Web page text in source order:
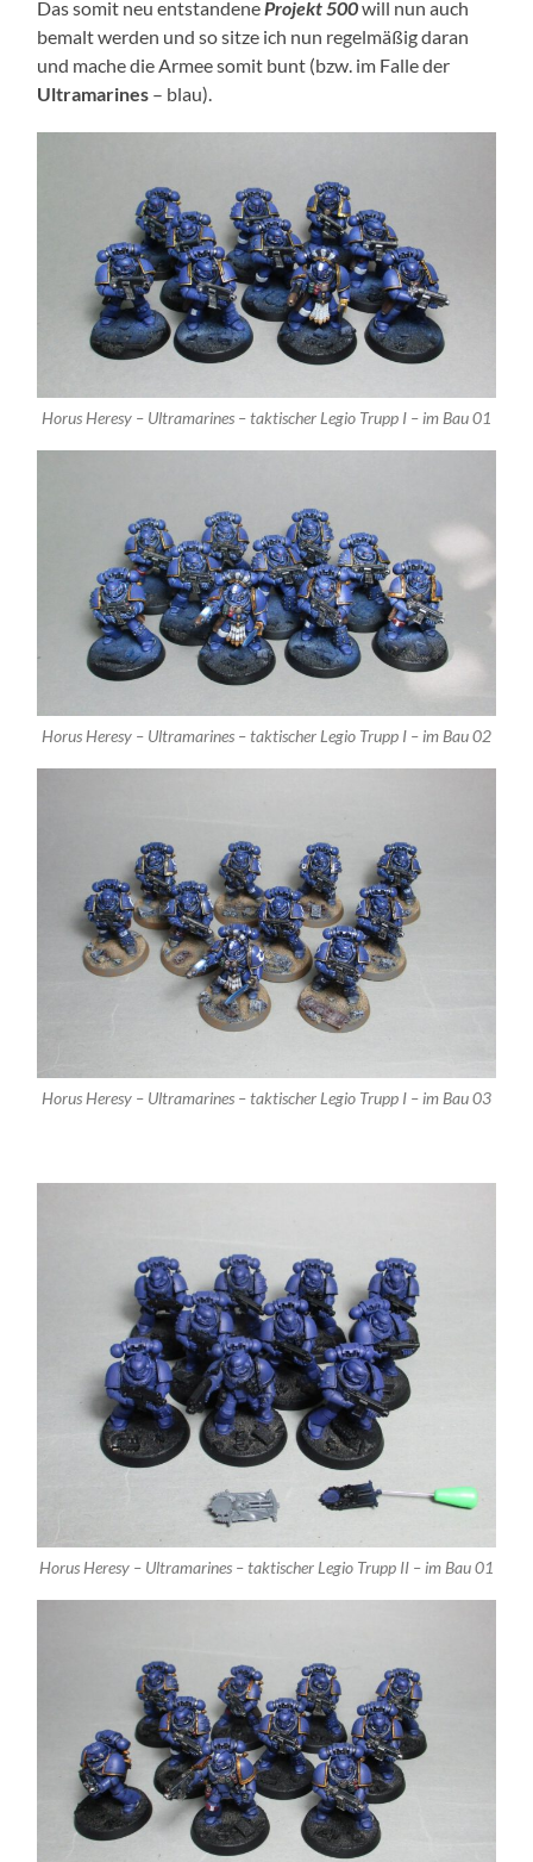
Das somit neu entstandeneProjekt 500will nun auch
bemalt werden und so sitze ich nun regelmäßig daran
und mache die Armee somit bunt (bzw. im Falle der
Ultramarines – blau).
Horus Heresy – Ultramarines – taktischer Legio Trupp I – im Bau 01
Horus Heresy – Ultramarines – taktischer Legio Trupp I – im Bau 02
Horus Heresy – Ultramarines – taktischer Legio Trupp I – im Bau 03
Horus Heresy – Ultramarines – taktischer Legio Trupp II – im Bau 01